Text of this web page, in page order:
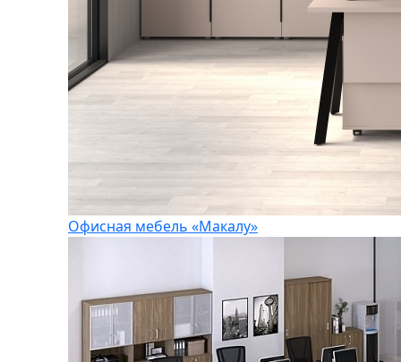
Офисная мебель «Макалу»